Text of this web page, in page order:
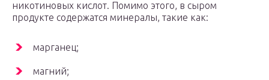
никотиновых кислот. Помимо этого, в сыром
продукте содержатся минералы, такие как:
марганец;
магний;